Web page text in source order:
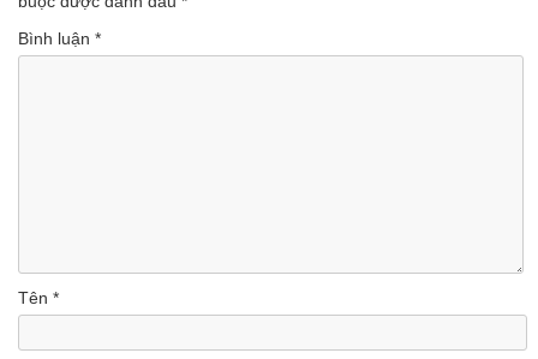
Bình luận *
Tên *